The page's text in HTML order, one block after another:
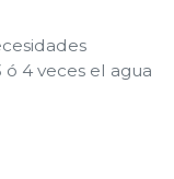
4 veces el agua